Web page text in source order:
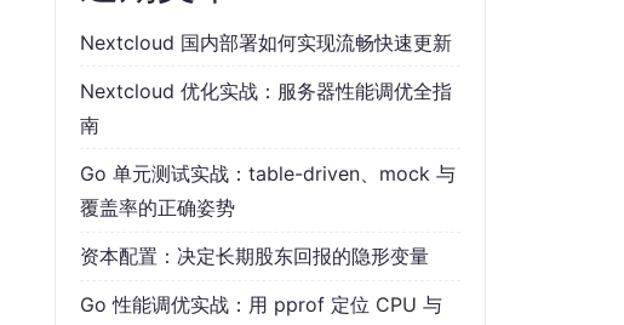
Nextcloud 国内部署如何实现流畅快速更新
Nextcloud 优化实战：服务器性能调优全指
南
Go 单元测试实战：table-driven、mock 与
覆盖率的正确姿势
资本配置：决定长期股东回报的隐形变量
Go 性能调优实战：用 pprof 定位 CPU 与